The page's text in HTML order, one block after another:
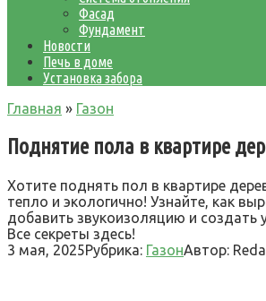
Фасад
Фундамент
Новости
Печь в доме
Установка забора
Главная » Газон
Поднятие пола в квартире
Хотите поднять пол в квартире
тепло и экологично! Узнайте, как
добавить звукоизоляцию и создать
Все секреты здесь!
3 мая, 2025Рубрика: ГазонАвтор: